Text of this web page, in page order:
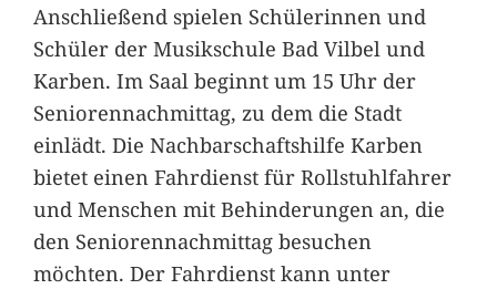
Anschließend spielen Schülerinnen und
Schüler der Musikschule Bad Vilbel und
Karben. Im Saal beginnt um 15 Uhr der
Seniorennachmittag, zu dem die Stadt
einlädt. Die Nachbarschaftshilfe Karben
bietet einen Fahrdienst für Rollstuhlfahrer
und Menschen mit Behinderungen an, die
den Seniorennachmittag besuchen
möchten. Der Fahrdienst kann unter